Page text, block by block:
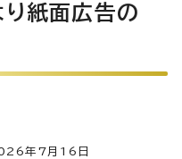
紙面広告の
年7月16日